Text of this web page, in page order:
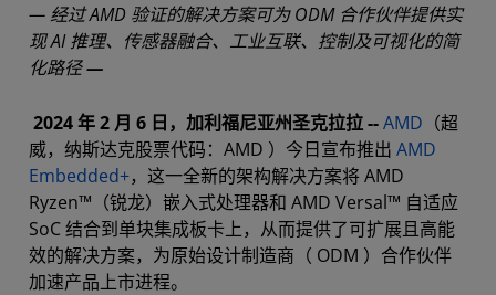
— 经过 AMD 验证的解决方案可为 ODM 合作伙伴提供实
现 AI 推理、传感器融合、工业互联、控制及可视化的简
化路径—
2024 年 2 月 6 日，加利福尼亚州圣克拉拉 --AMD （超
威，纳斯达克股票代码：AMD ）今日宣布推出 AMD
Embedded+，这一全新的架构解决方案将 AMD
Ryzen™（锐龙）嵌入式处理器和 AMD Versal™ 自适应
SoC 结合到单块集成板卡上，从而提供了可扩展且高能
效的解决方案，为原始设计制造商（ ODM ）合作伙伴
加速产品上市进程。